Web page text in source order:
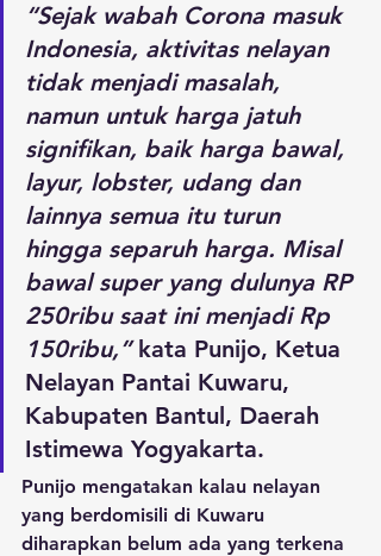
“Sejak wabah Corona masuk
Indonesia, aktivitas nelayan
tidak menjadi masalah,
namun untuk harga jatuh
signifikan, baik harga bawal,
layur, lobster, udang dan
lainnya semua itu turun
hingga separuh harga. Misal
bawal super yang dulunya RP
250ribu saat ini menjadi Rp
150ribu,” kata Punijo, Ketua
Nelayan Pantai Kuwaru,
Kabupaten Bantul, Daerah
Istimewa Yogyakarta.
Punijo mengatakan kalau nelayan
yang berdomisili di Kuwaru
diharapkan belum ada yang terkena